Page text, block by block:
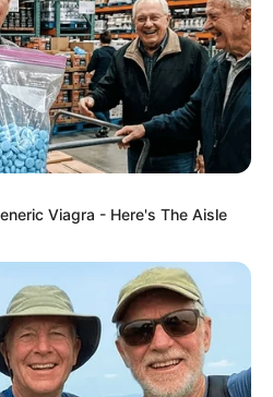
Viagra - Here's The Aisle